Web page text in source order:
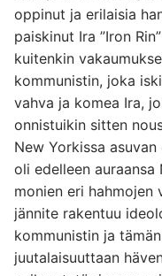
oppinut ja erilaisia
paiskinut Ira ”Iron
kuitenkin
kommunistin, joka
vahva ja komea Ira,
onnistuikin sitten
New Yorkissa
oli edelleen
monien eri
jännite rakentuu
kommunistin ja
juutalaisuuttaan